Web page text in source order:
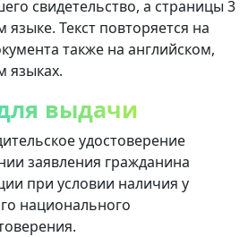
свидетельство, а страницы 3
языке. Текст повторяется на
также на английском,
языках.
выдачи
удостоверение
заявления гражданина
при условии наличия у
национального